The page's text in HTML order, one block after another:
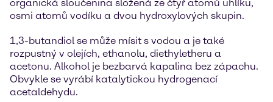
organická sloučenina složená ze čtyř atomů uhlíku,
osmi atomů vodíku a dvou hydroxylových skupin.
1,3-butandiol se může mísit s vodou a je také
rozpustný v olejích, ethanolu, diethyletheru a
acetonu. Alkohol je bezbarvá kapalina bez zápachu.
Obvykle se vyrábí katalytickou hydrogenací
acetaldehydu.